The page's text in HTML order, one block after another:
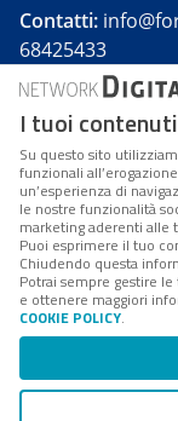
Contatti:
68425433
Forumpa.itè
presso
Reg. n. 182 del
FPA s.r.l.
Coordinamento
è un'azienda
Codice Fiscale/
I tuoi
Su questo sito
funzionali
un’esperienza di
le nostre funzionalità
marketing aderenti alle
Puoi esprimere il tuo
Chiudendo questa
Potrai sempre gestire
e ottenere maggiori
COOKIE POLICY.